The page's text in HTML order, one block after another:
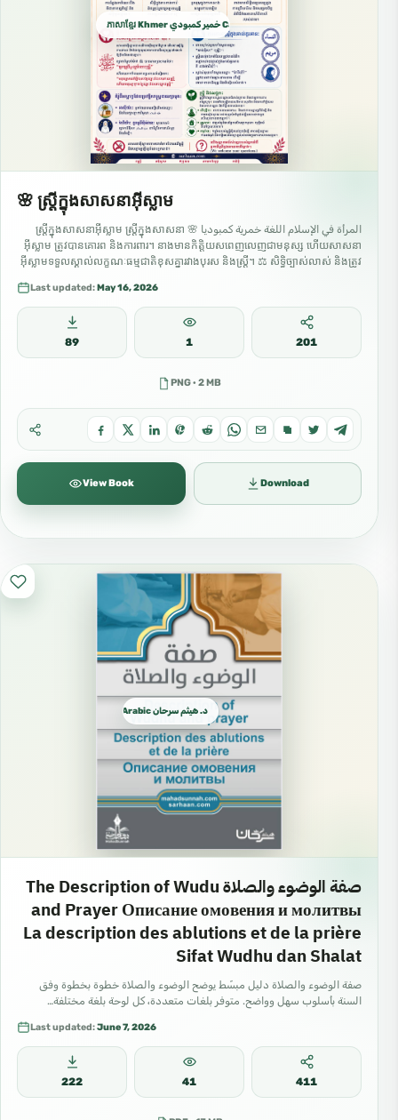
ភាសាខ្មែរ Khmer خمير كمبودي Cambodian
🌸 ស្ត្រីក្នុងសាសនាអ៊ីស្លាម
المرأة في الإسلام اللغة خمرية كمبوديا 🌸 ស្ត្រីក្នុងសាសនាអ៊ីស្លាម ស្ត្រីក្នុងសាសនា
អ៊ីស្លាម ត្រូវបានគោរព និងការពារ។ នាងមានកិត្តិយសពេញលេញជាមនុស្ស ហើយសាសនា
អ៊ីស្លាមទទួលស្គាល់លក្ខណៈធម្មជាតិខុសគ្នារវាងបុរស និងស្ត្រី។ ⚖️ សិទ្ធិច្បាស់លាស់ និងត្រូវ
Last updated:May 16, 2026
89 1 201
PNG · 2 MB
View Book Download
د. هيثم سرحان Arabic العربية
صفة الوضوء والصلاة The Description of Wudu
and Prayer Описание омовения и молитвы
La description des ablutions et de la prière
Sifat Wudhu dan Shalat
صفة الوضوء والصلاة دليل مبسّط يوضح الوضوء والصلاة خطوة بخطوة وفق
السنة بأسلوب سهل وواضح. متوفر بلغات متعددة، كل لوحة بلغة مختلفة…
Last updated:June 7, 2026
222 41 411